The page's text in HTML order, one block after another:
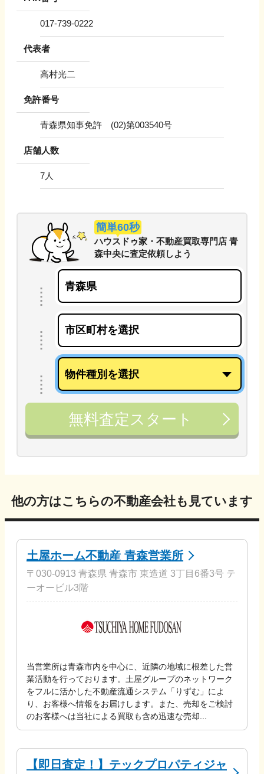
017-739-0222
代表者
高村光二
免許番号
青森県知事免許 (02)第003540号
店舗人数
7人
簡単60秒
ハウスドゥ家・不動産買取専門店 青
森中央に査定依頼しよう
無料査定スタート
他の方はこちらの不動産会社も見ています
土屋ホーム不動産 青森営業所
〒030-0913 青森県 青森市 東造道 3丁目6番3号 テ
ーオービル3階
当営業所は青森市内を中心に、近隣の地域に根差した営
業活動を行っております。土屋グループのネットワーク
をフルに活かした不動産流通システム「りずむ」によ
り、お客様へ情報をお届けします。また、売却をご検討
のお客様へは当社による買取も含め迅速な売却...
【即日査定！】テックプロパティジャ